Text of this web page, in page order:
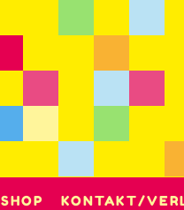
SHOP KONTAKT/